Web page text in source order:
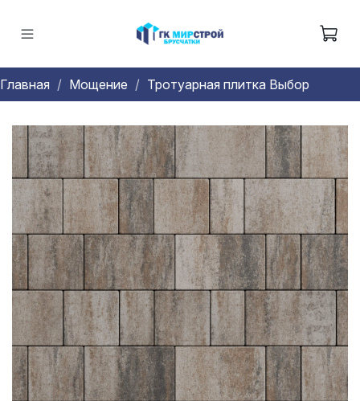
Главная Мощение Тротуарная плитка Выбор